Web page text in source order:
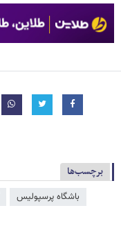
برچسب‌ها
باشگاه پرسپولیس